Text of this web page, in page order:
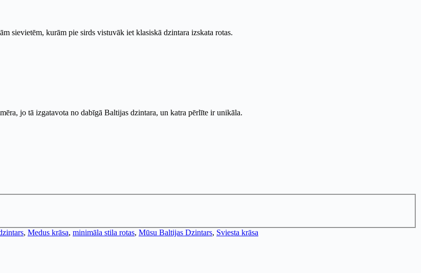
sievietēm, kurām pie sirds vistuvāk iet klasiskā dzintara izskata rotas.
jo tā izgatavota no dabīgā Baltijas dzintara, un katra pērlīte ir unikāla.
, Medus krāsa, minimāla stila rotas, Mūsu Baltijas Dzintars, Sviesta krāsa